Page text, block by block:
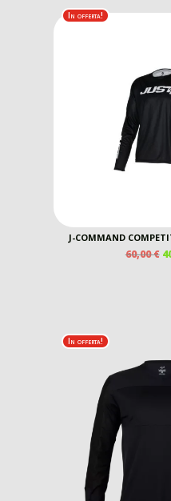
In offerta!
J-COMMAND
60,00€ IL
In offerta!